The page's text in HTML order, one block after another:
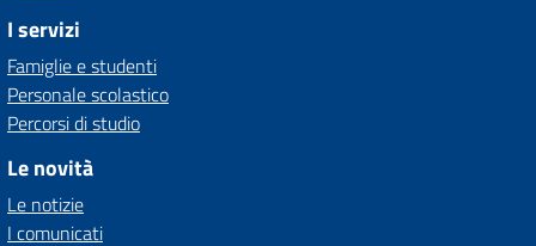
I servizi
Famiglie e studenti
Personale scolastico
Percorsi di studio
Le novità
Le notizie
I comunicati